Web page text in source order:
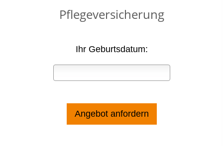
Pflegeversicherung
Ihr Geburtsdatum: